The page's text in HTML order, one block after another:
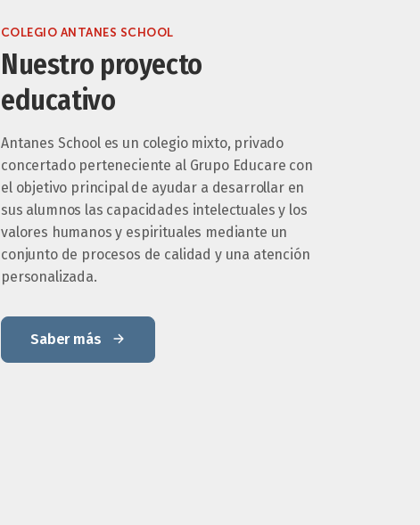
COLEGIO ANTANES SCHOOL
Nuestro proyecto
educativo
Antanes School es un colegio mixto, privado
concertado perteneciente al Grupo Educare con
el objetivo principal de ayudar a desarrollar en
sus alumnos las capacidades intelectuales y los
valores humanos y espirituales mediante un
conjunto de procesos de calidad y una atención
personalizada.
Saber más